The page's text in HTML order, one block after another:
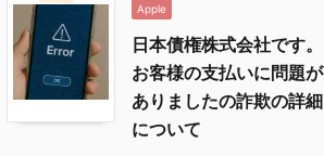
Apple
日本債権株式会社です。
お客様の支払いに問題が
ありましたの詐欺の詳細
について